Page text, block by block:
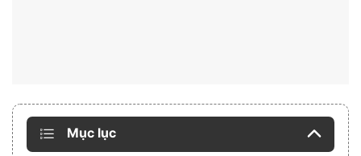
Mục lục